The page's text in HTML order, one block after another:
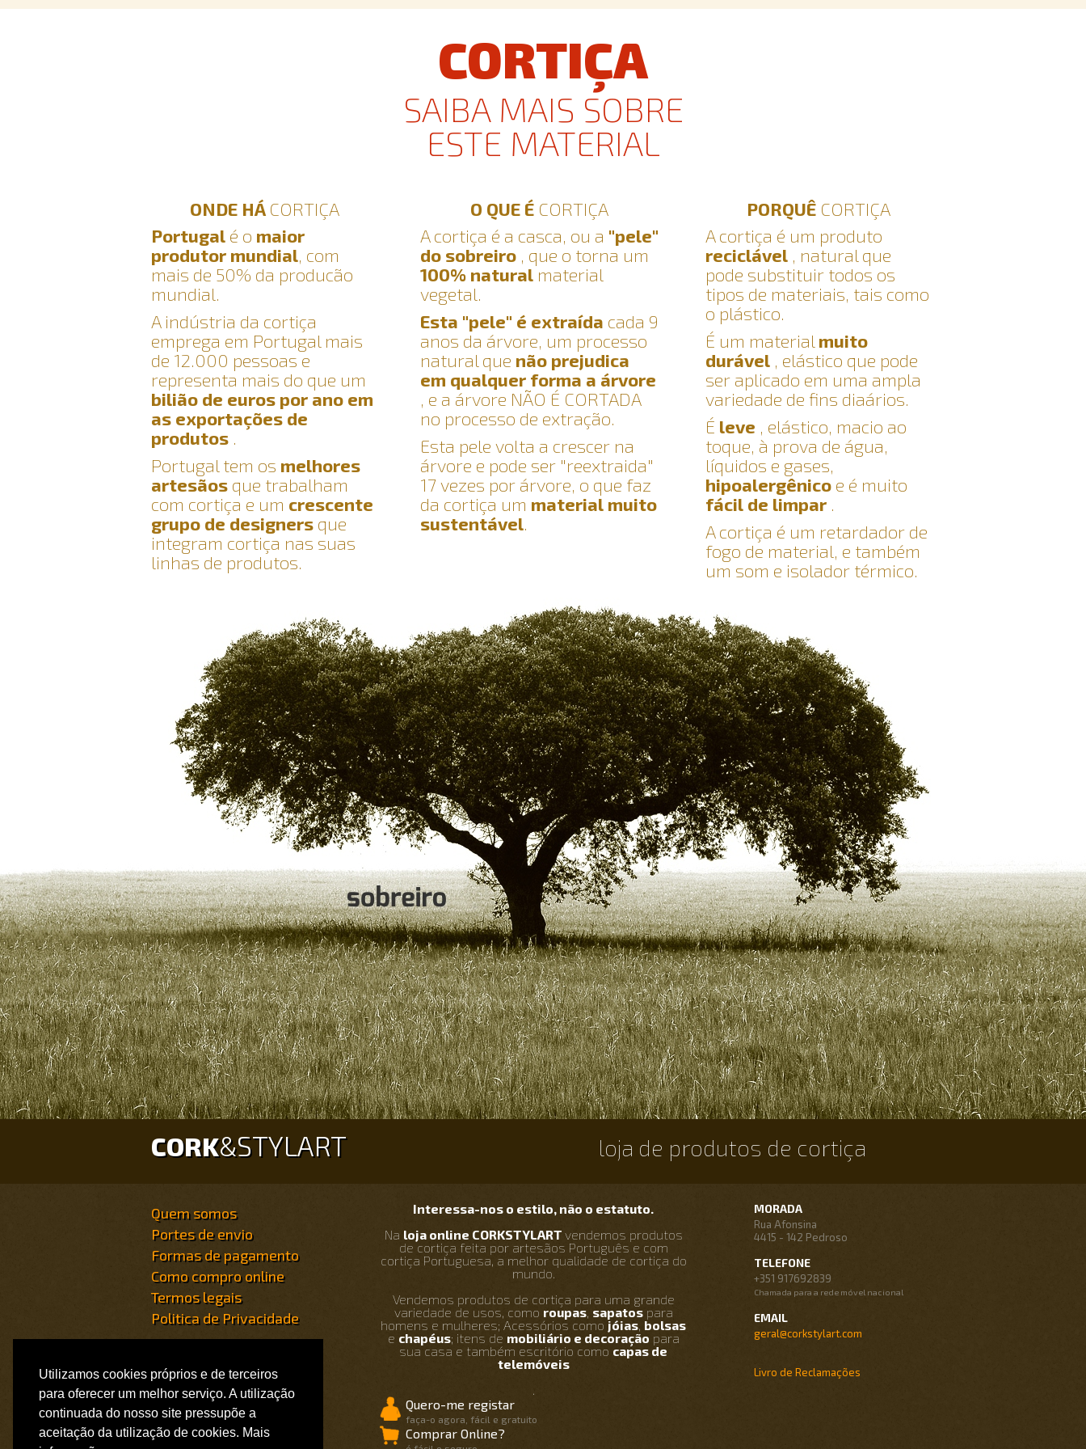
Utilizamos cookies próprios e de terceiros
para oferecer um melhor serviço. A utilização
continuada do nosso site pressupõe a
aceitação da utilização de cookies. Mais
CORTIÇA
SAIBA MAIS SOBRE
ESTE MATERIAL
ONDE HÁ CORTIÇA
Portugal é o maior
produtor mundial , com
mais de 50% da producão
mundial.
A indústria da cortiça
emprega em Portugal mais
de 12.000 pessoas e
representa mais do que um
bilião de euros por ano em
as exportações de
produtos
Portugal tem os melhores
artesãos que trabalham
com cortiça e um crescente
grupo de designers que
integram cortiça nas suas
linhas de produtos.
O QUE É CORTIÇA
A cortiça é a casca, ou a "pele"
do sobreiro
, que o torna um
100% natural material
vegetal.
Esta "pele" é extraída cada 9
anos da árvore, um processo
natural que não prejudica
em qualquer forma a árvore
, e a árvore NÃO É CORTADA
no processo de extração.
Esta pele volta a crescer na
árvore e pode ser "reextraida"
17 vezes por árvore, o que faz
da cortiça um material muito
sustentável
PORQUÊ CORTIÇA
A cortiça é um produto
reciclável
, natural que
pode substituir todos os
tipos de materiais, tais como
o plástico.
É um material muito
durável
, elástico que pode
ser aplicado em uma ampla
variedade de fins diaários.
É leve
, elástico, macio ao
toque, à prova de água,
líquidos e gases,
hipoalergênico e é muito
fácil de limpar
A cortiça é um retardador de
fogo de material, e também
um som e isolador térmico.
CORK&STYLART loja de produtos de cortiça
Quem somos
Portes de envio
Formas de pagamento
Como compro online
Termos legais
Politica de Privacidade
Ornamentelegante - Artigos de
NIF 509708447
Interessa-nos o estilo, não o estatuto.
Na loja online CORKSTYLART vendemos produtos
de cortiça feita por artesãos Português e com
cortiça Portuguesa, a melhor qualidade de cortiça do
mundo.
Vendemos produtos de cortiça para uma grande
variedade de usos, como roupas, sapatospara
homens e mulheres; Acessórios como jóias, bolsas
e chapéus; itens de mobiliário e decoração para
sua casa e também escritório como capas de
telemóveis
.
Quero-me registar
faça-o agora, fácil e gratuito
Comprar Online?
MORADA
Rua Afonsina
4415 - 142 Pedroso
TELEFONE
+351 917692839
Chamada para a rede móvel nacional
EMAIL
geral@corkstylart.com
Livro de Reclamações